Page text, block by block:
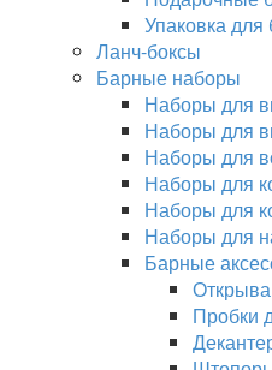
Упаковка для
Ланч-боксы
Барные наборы
Наборы для
Наборы для
Наборы для
Наборы для
Наборы для
Наборы для
Барные
Пробки